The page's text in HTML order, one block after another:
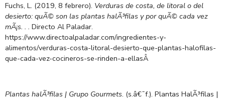
Fuchs, L. (2019, 8 febrero). Verduras de costa, de litoral o del
desierto: quÃ© son las plantas halÃ³filas y por quÃ© cada vez
mÃ¡s. . . Directo Al Paladar.
https://www.directoalpaladar.com/ingredientes-y-
alimentos/verduras-costa-litoral-desierto-que-plantas-halofilas-
que-cada-vez-cocineros-se-rinden-a-ellasÂ
Plantas halÃ³filas | Grupo Gourmets. (s.â€¯f.). Plantas HalÃ³filas |